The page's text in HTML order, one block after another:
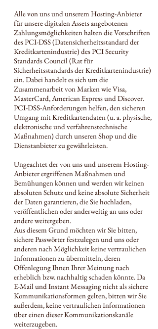
Alle von uns und unserem Hosting-Anbieter
für unsere digitalen Assets angebotenen
Zahlungsmöglichkeiten halten die Vorschriften
des PCI-DSS (Datensicherheitsstandard der
Kreditkartenindustrie) des PCI Security
Standards Council (Rat für
Sicherheitsstandards der Kreditkartenindustrie)
ein. Dabei handelt es sich um die
Zusammenarbeit von Marken wie Visa,
MasterCard, American Express und Discover.
PCI-DSS-Anforderungen helfen, den sicheren
Umgang mit Kreditkartendaten (u. a. physische,
elektronische und verfahrenstechnische
Maßnahmen) durch unseren Shop und die
Dienstanbieter zu gewährleisten.
Ungeachtet der von uns und unserem Hosting-
Anbieter ergriffenen Maßnahmen und
Bemühungen können und werden wir keinen
absoluten Schutz und keine absolute Sicherheit
der Daten garantieren, die Sie hochladen,
veröffentlichen oder anderweitig an uns oder
andere weitergeben.
Aus diesem Grund möchten wir Sie bitten,
sichere Passwörter festzulegen und uns oder
anderen nach Möglichkeit keine vertraulichen
Informationen zu übermitteln, deren
Offenlegung Ihnen Ihrer Meinung nach
erheblich bzw. nachhaltig schaden könnte. Da
E-Mail und Instant Messaging nicht als sichere
Kommunikationsformen gelten, bitten wir Sie
außerdem, keine vertraulichen Informationen
über einen dieser Kommunikationskanäle
weiterzugeben.